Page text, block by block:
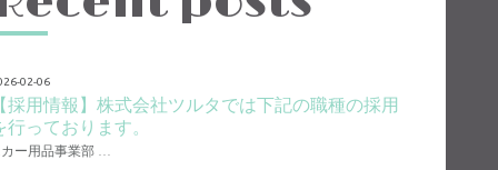
02-06
採用情報】株式会社ツルタでは下記の職種の採用
行っております。
ー用品事業部 …